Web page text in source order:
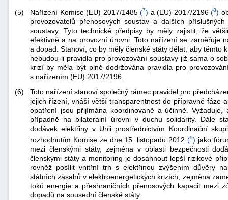
(5) Nařízení Komise (EU) 2017/1485(7) a (EU) 2017/2196(8)
provozovatelů přenosových soustav a dalších
soustavy. Tyto technické předpisy by měly zajistit, že
efektivně a na provozní úrovni. Toto nařízení se zaměřuje
a dopad. Stanoví, co by měly členské státy dělat, aby těmto
nebudou-li pravidla pro provozování soustavy již sama o
krizí by měla být plně dodržována pravidla pro
s nařízením (EU) 2017/2196.
(6)
Toto nařízení stanoví společný rámec pravidel pro
jejich řízení, vnáší větší transparentnost do přípravné fáze
opatření jsou přijímána koordinovaně a účinně.
případně na bilaterální úrovni v duchu solidarity. Dále
dodávek elektřiny v Unii prostřednictvím Koordinační
rozhodnutím Komise ze dne 15. listopadu 2012(9) jako
mezi členskými státy, zejména v oblasti bezpečnosti
členskými státy a monitoring je dosáhnout lepší rizikové
rovněž posílit vnitřní trh s elektřinou zvýšením důvěry
státních zásahů v elektroenergetických krizích, zejména
toků energie a přeshraničních přenosových kapacit mezi
dopadů na sousední členské státy.
-
náhrady